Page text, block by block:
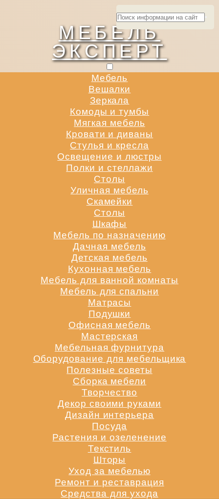
МЕБЕЛЬ
ЭКСПЕРТ
Мебель
Вешалки
Зеркала
Комоды и тумбы
Мягкая мебель
Кровати и диваны
Стулья и кресла
Освещение и люстры
Полки и стеллажи
Столы
Уличная мебель
Скамейки
Столы
Шкафы
Мебель по назначению
Дачная мебель
Детская мебель
Кухонная мебель
Мебель для ванной комнаты
Мебель для спальни
Матрасы
Подушки
Офисная мебель
Мастерская
Мебельная фурнитура
Оборудование для мебельщика
Полезные советы
Сборка мебели
Творчество
Декор своими руками
Дизайн интерьера
Посуда
Растения и озеленение
Текстиль
Шторы
Уход за мебелью
Ремонт и реставрация
Средства для ухода